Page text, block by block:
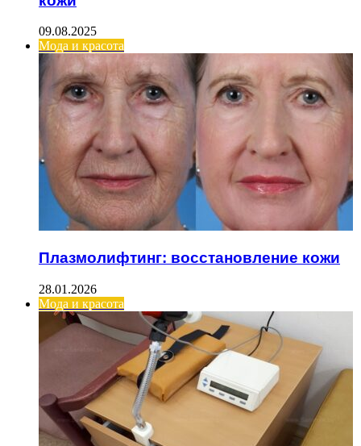
09.08.2025
Мода и красота
Плазмолифтинг: восстановление кожи
28.01.2026
Мода и красота